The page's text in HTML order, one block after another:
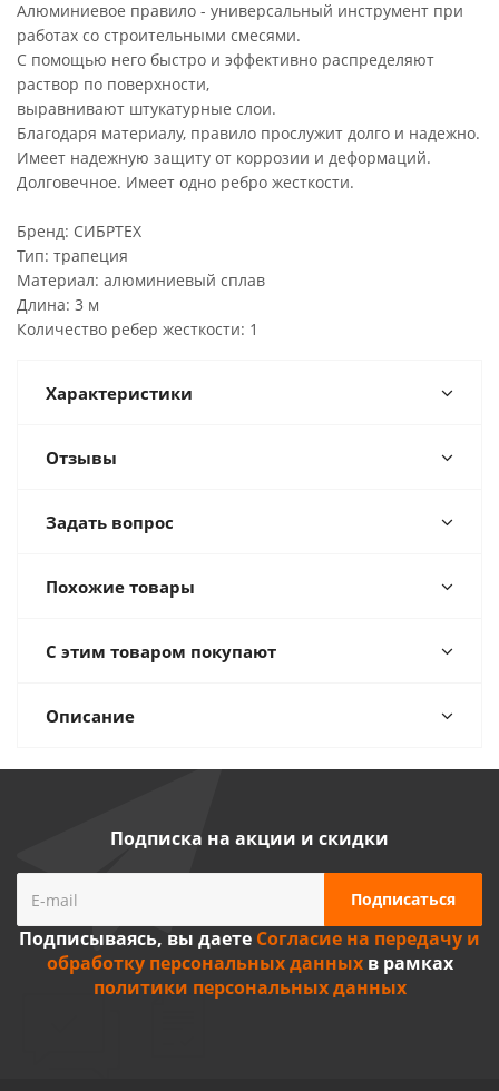
Алюминиевое правило - универсальный инструмент при
работах со строительными смесями.
С помощью него быстро и эффективно распределяют
раствор по поверхности,
выравнивают штукатурные слои.
Благодаря материалу, правило прослужит долго и надежно.
Имеет надежную защиту от коррозии и деформаций.
Долговечное. Имеет одно ребро жесткости.
Бренд: СИБРТЕХ
Тип: трапеция
Материал: алюминиевый сплав
Длина: 3 м
Количество ребер жесткости: 1
Характеристики
Отзывы
Задать вопрос
Похожие товары
С этим товаром покупают
Описание
Подписка на акции и скидки
Подписываясь, вы даете Согласие на передачу и
обработку персональных данныхв рамках
политики персональных данных